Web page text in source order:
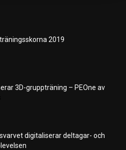
2019
3D-gruppträning – PEOne av
digitaliserar deltagar- och